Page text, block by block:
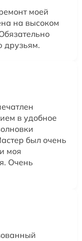
моей
на высоком
друзьям.
в удобное
был очень
моя
Очень